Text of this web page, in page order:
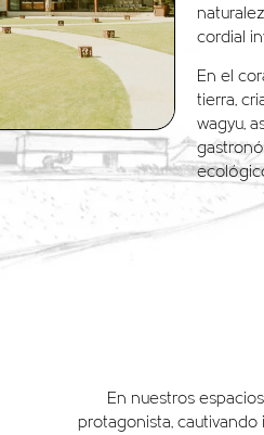
cordial
En el
tierra,
wagyu,
En nuestros
protagonista,